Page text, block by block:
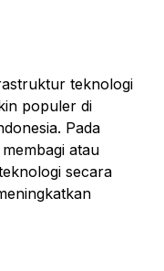
teknologi
populer di
Pada
atau
secara